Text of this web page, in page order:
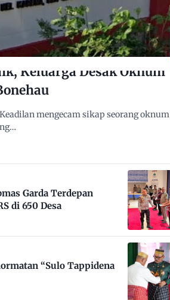
Keluarga Desak Oknum
mengecam sikap seorang oknum
Garda Terdepan
di 650 Desa
“Sulo Tappidena